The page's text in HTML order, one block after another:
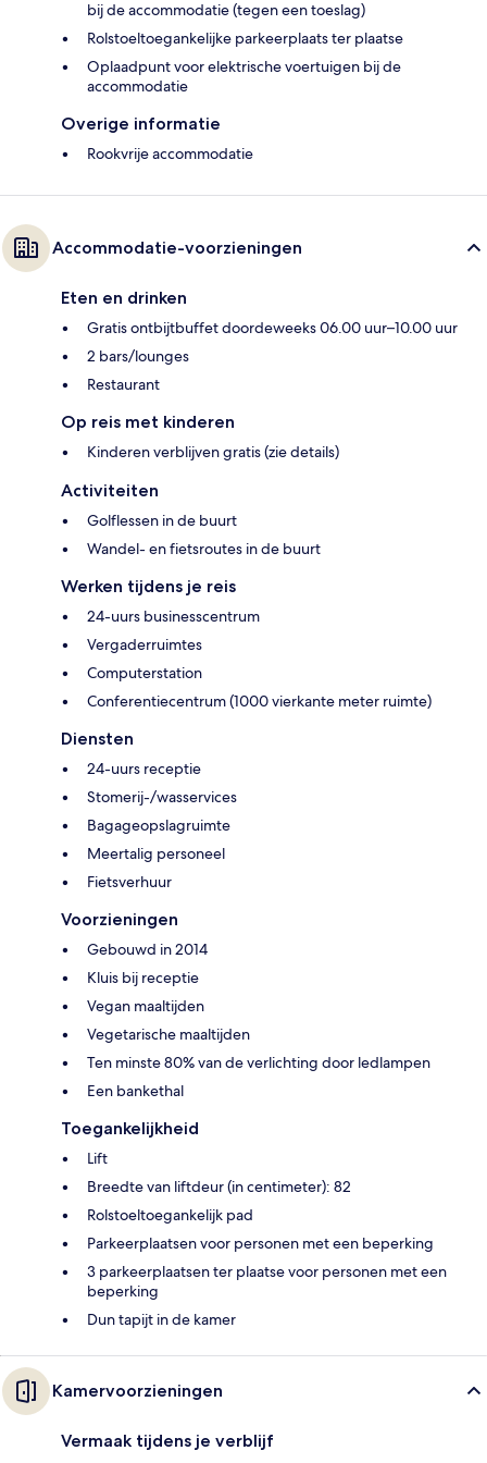
bij de accommodatie (tegen een toeslag)
Rolstoeltoegankelijke parkeerplaats ter plaatse
Oplaadpunt voor elektrische voertuigen bij de
accommodatie
Overige informatie
Rookvrije accommodatie
Accommodatie-voorzieningen
Eten en drinken
Gratis ontbijtbuffet doordeweeks 06.00 uur–10.00 uur
2 bars/lounges
Restaurant
Op reis met kinderen
Kinderen verblijven gratis (zie details)
Activiteiten
Golflessen in de buurt
Wandel- en fietsroutes in de buurt
Werken tijdens je reis
24-uurs businesscentrum
Vergaderruimtes
Computerstation
Conferentiecentrum (1000 vierkante meter ruimte)
Diensten
24-uurs receptie
Stomerij-/wasservices
Bagageopslagruimte
Meertalig personeel
Fietsverhuur
Voorzieningen
Gebouwd in 2014
Kluis bij receptie
Vegan maaltijden
Vegetarische maaltijden
Ten minste 80% van de verlichting door ledlampen
Een bankethal
Toegankelijkheid
Lift
Breedte van liftdeur (in centimeter): 82
Rolstoeltoegankelijk pad
Parkeerplaatsen voor personen met een beperking
3 parkeerplaatsen ter plaatse voor personen met een
beperking
Dun tapijt in de kamer
Kamervoorzieningen
Vermaak tijdens je verblijf